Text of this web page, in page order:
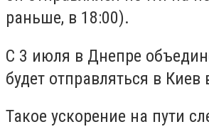
раньше, в 18:00).
С 3 июля в Днепре
будет отправляться в Киев
Такое ускорение на пути